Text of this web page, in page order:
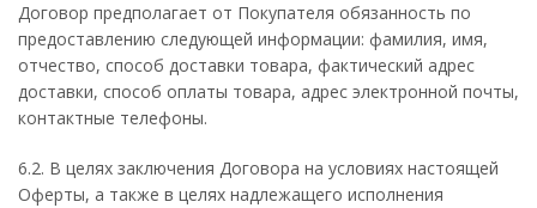
Договор предполагает от Покупателя обязанность по
предоставлению следующей информации: фамилия, имя,
отчество, способ доставки товара, фактический адрес
доставки, способ оплаты товара, адрес электронной почты,
контактные телефоны.
6.2. В целях заключения Договора на условиях настоящей
Оферты, а также в целях надлежащего исполнения